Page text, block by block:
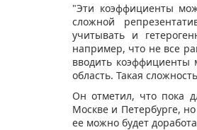
"Эти коэффициенты
сложной
учитывать и
например, что не все
вводить
область. Такая
Он отметил, что пока
Москве и Петербурге,
ее можно будет